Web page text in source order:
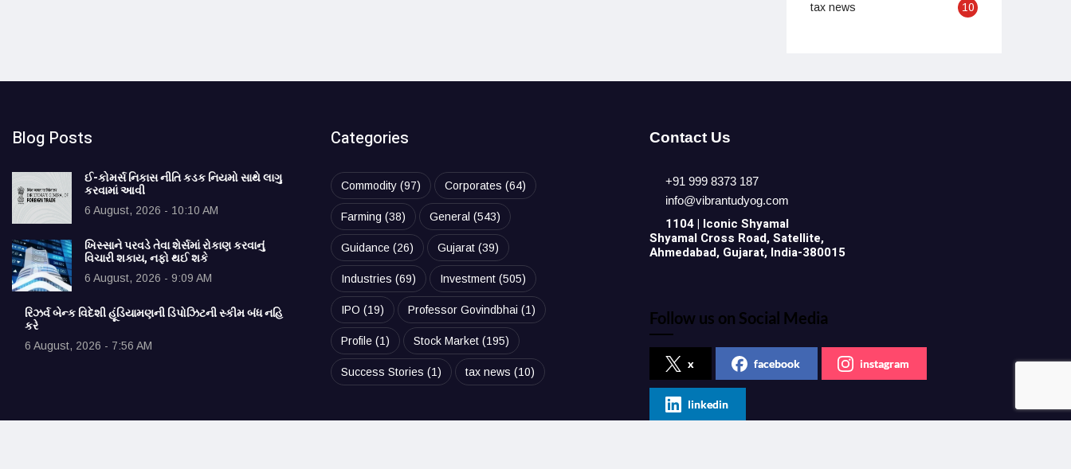
tax news 10
Blog Posts
ઈ-કોમર્સ નિકાસ નીતિ કડક નિયમો સાથે લાગુ
કરવામાં આવી
6 August, 2026 - 10:10 AM
ખિસ્સાને પરવડે તેવા શેર્સમાં રોકાણ કરવાનું
વિચારી શકાય, નફો થઈ શકે
6 August, 2026 - 9:09 AM
રિઝર્વ બેન્ક વિદેશી હૂંડિયામણની ડિપોઝિટની સ્કીમ બંધ નહિ
કરે
6 August, 2026 - 7:56 AM
Categories
Commodity(97) Corporates (64)
Farming (38) General (543)
Guidance(26) Gujarat(39)
Industries (69) Investment(505)
IPO (19) Professor Govindbhai (1)
Profile(1) Stock Market(195)
Success Stories (1) tax news (10)
Contact Us
+91 999 8373 187
info@vibrantudyog.com
1104 | Iconic Shyamal
Shyamal Cross Road, Satellite,
Ahmedabad, Gujarat, India-380015
Follow us on Social Media
x facebook instagram
linkedin